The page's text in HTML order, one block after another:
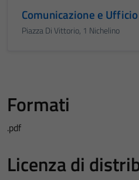
Comunicazione e
Piazza Di Vittorio, 1 Nichelino
Formati
.pdf
Licenza di